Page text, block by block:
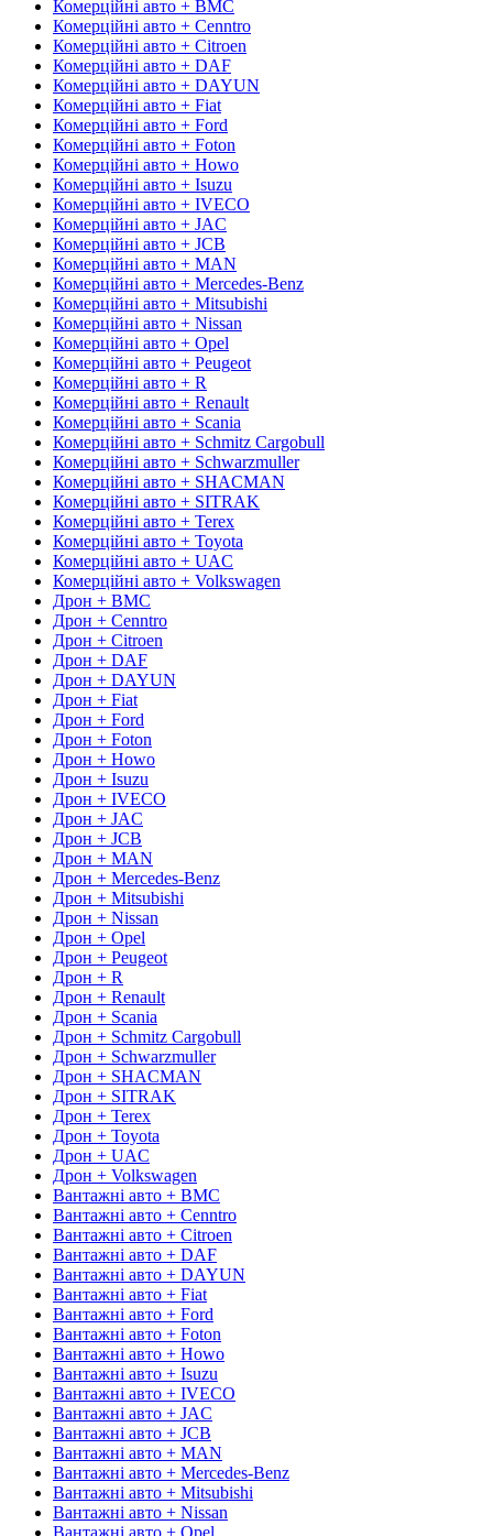
Комерційні авто + BMC
Комерційні авто + Cenntro
Комерційні авто + Citroen
Комерційні авто + DAF
Комерційні авто + DAYUN
Комерційні авто + Fiat
Комерційні авто + Ford
Комерційні авто + Foton
Комерційні авто + Howo
Комерційні авто + Isuzu
Комерційні авто + IVECO
Комерційні авто + JAC
Комерційні авто + JCB
Комерційні авто + MAN
Комерційні авто + Mercedes-Benz
Комерційні авто + Mitsubishi
Комерційні авто + Nissan
Комерційні авто + Opel
Комерційні авто + Peugeot
Комерційні авто + R
Комерційні авто + Renault
Комерційні авто + Scania
Комерційні авто + Schmitz Cargobull
Комерційні авто + Schwarzmuller
Комерційні авто + SHACMAN
Комерційні авто + SITRAK
Комерційні авто + Terex
Комерційні авто + Toyota
Комерційні авто + UAC
Комерційні авто + Volkswagen
Дрон + BMC
Дрон + Cenntro
Дрон + Citroen
Дрон + DAF
Дрон + DAYUN
Дрон + Fiat
Дрон + Ford
Дрон + Foton
Дрон + Howo
Дрон + Isuzu
Дрон + IVECO
Дрон + JAC
Дрон + JCB
Дрон + MAN
Дрон + Mercedes-Benz
Дрон + Mitsubishi
Дрон + Nissan
Дрон + Opel
Дрон + Peugeot
Дрон + R
Дрон + Renault
Дрон + Scania
Дрон + Schmitz Cargobull
Дрон + Schwarzmuller
Дрон + SHACMAN
Дрон + SITRAK
Дрон + Terex
Дрон + Toyota
Дрон + UAC
Дрон + Volkswagen
Вантажні авто + BMC
Вантажні авто + Cenntro
Вантажні авто + Citroen
Вантажні авто + DAF
Вантажні авто + DAYUN
Вантажні авто + Fiat
Вантажні авто + Ford
Вантажні авто + Foton
Вантажні авто + Howo
Вантажні авто + Isuzu
Вантажні авто + IVECO
Вантажні авто + JAC
Вантажні авто + JCB
Вантажні авто + MAN
Вантажні авто + Mercedes-Benz
Вантажні авто + Mitsubishi
Вантажні авто + Nissan
Вантажні авто + Opel